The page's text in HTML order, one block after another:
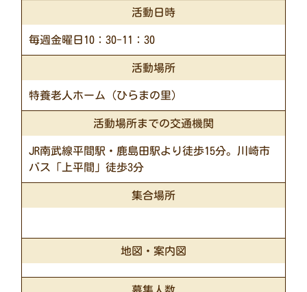
活動日時
毎週金曜日10：30-11：30
活動場所
特養老人ホーム（ひらまの里）
活動場所までの交通機関
JR南武線平間駅・鹿島田駅より徒歩15分。川崎市
バス「上平間」徒歩3分
集合場所
地図・案内図